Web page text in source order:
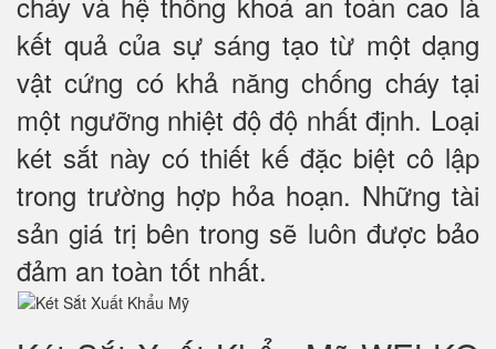
kết quả của sự sáng tạo từ một dạng
vật cứng có khả năng chống cháy tại
một ngưỡng nhiệt độ độ nhất định. Loại
két sắt này có thiết kế đặc biệt cô lập
trong trường hợp hỏa hoạn. Những tài
sản giá trị bên trong sẽ luôn được bảo
đảm an toàn tốt nhất.